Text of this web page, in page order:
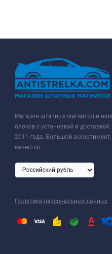
Магазин штатных магнитол и
блоков с установкой и
2011 года. Большой
качество.
Политика персональных данных